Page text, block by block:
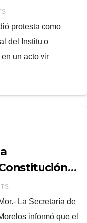
protesta como
del Instituto
un acto vir
Unidos
Ejecutivo
La Secretaría de
informó que el